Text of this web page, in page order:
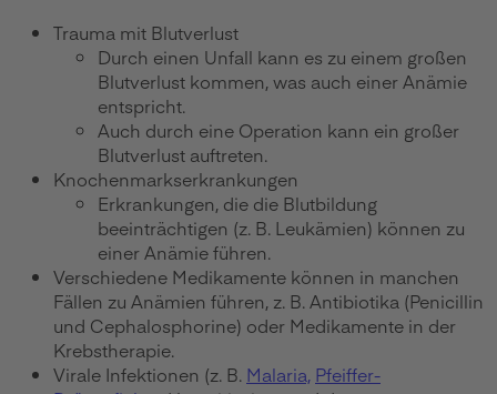
Trauma mit Blutverlust
Durch einen Unfall kann es zu einem großen
Blutverlust kommen, was auch einer Anämie
entspricht.
Auch durch eine Operation kann ein großer
Blutverlust auftreten.
Knochenmarkserkrankungen
Erkrankungen, die die Blutbildung
beeinträchtigen (z. B. Leukämien) können zu
einer Anämie führen.
Verschiedene Medikamente können in manchen
Fällen zu Anämien führen, z. B. Antibiotika (Penicillin
und Cephalosphorine) oder Medikamente in der
Krebstherapie.
Virale Infektionen (z. B. Malaria, Pfeiffer-